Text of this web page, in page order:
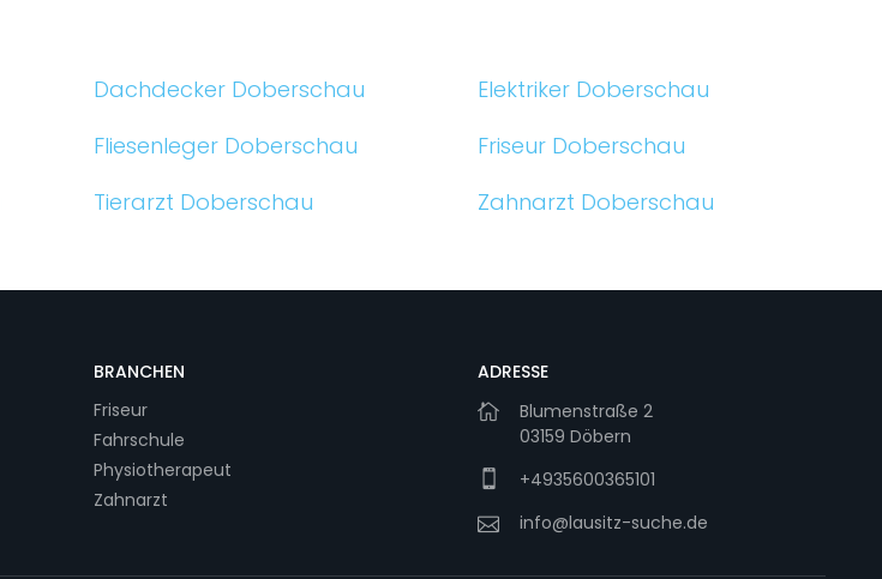
Dachdecker Doberschau
Elektriker Doberschau
Fliesenleger Doberschau
Friseur Doberschau
Tierarzt Doberschau Zahnarzt Doberschau
BRANCHEN
Friseur
Fahrschule
Physiotherapeut
Zahnarzt
ADRESSE
Blumenstraße 2
03159 Döbern
+4935600365101
info@lausitz-suche.de